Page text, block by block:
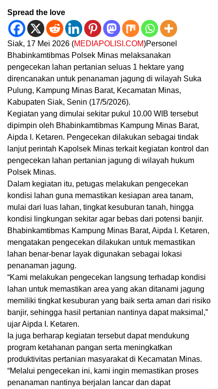
Spread the love
Siak, 17 Mei 2026 (MEDIAPOLISI.COM)Personel
Bhabinkamtibmas Polsek Minas melaksanakan
pengecekan lahan pertanian seluas 1 hektare yang
direncanakan untuk penanaman jagung di wilayah Suka
Pulung, Kampung Minas Barat, Kecamatan Minas,
Kabupaten Siak, Senin (17/5/2026).
Kegiatan yang dimulai sekitar pukul 10.00 WIB tersebut
dipimpin oleh Bhabinkamtibmas Kampung Minas Barat,
Aipda I. Ketaren. Pengecekan dilakukan sebagai tindak
lanjut perintah Kapolsek Minas terkait kegiatan kontrol dan
pengecekan lahan pertanian jagung di wilayah hukum
Polsek Minas.
Dalam kegiatan itu, petugas melakukan pengecekan
kondisi lahan guna memastikan kesiapan area tanam,
mulai dari luas lahan, tingkat kesuburan tanah, hingga
kondisi lingkungan sekitar agar bebas dari potensi banjir.
Bhabinkamtibmas Kampung Minas Barat, Aipda I. Ketaren,
mengatakan pengecekan dilakukan untuk memastikan
lahan benar-benar layak digunakan sebagai lokasi
penanaman jagung.
“Kami melakukan pengecekan langsung terhadap kondisi
lahan untuk memastikan area yang akan ditanami jagung
memiliki tingkat kesuburan yang baik serta aman dari risiko
banjir, sehingga hasil pertanian nantinya dapat maksimal,”
ujar Aipda I. Ketaren.
Ia juga berharap kegiatan tersebut dapat mendukung
program ketahanan pangan serta meningkatkan
produktivitas pertanian masyarakat di Kecamatan Minas.
“Melalui pengecekan ini, kami ingin memastikan proses
penanaman nantinya berjalan lancar dan dapat